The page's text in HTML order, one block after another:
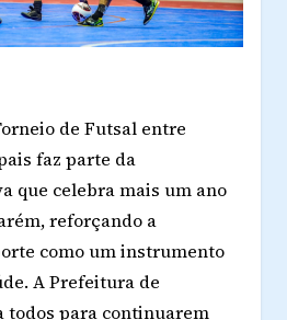
de Futsal entre
faz parte da
que celebra mais um ano
reforçando a
como um instrumento
A Prefeitura de
todos para continuarem